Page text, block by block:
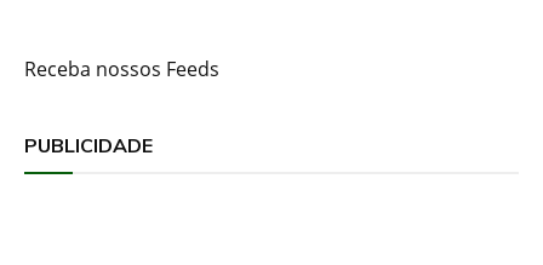
Receba nossos Feeds
PUBLICIDADE